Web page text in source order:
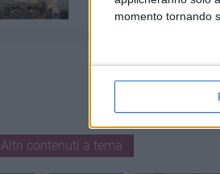
momento tornando
Altri contenuti a tema